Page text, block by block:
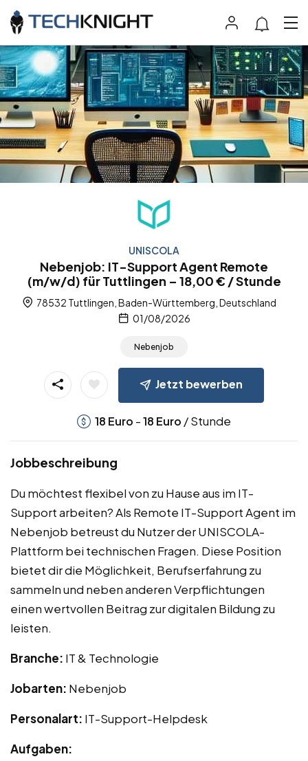
UNISCOLA
Nebenjob: IT-Support Agent Remote
(m/w/d) für Tuttlingen – 18,00 € / Stunde
78532 Tuttlingen, Baden-Württemberg, Deutschland
01/08/2026
Nebenjob
Jetzt bewerben
18 Euro -18 Euro / Stunde
Jobbeschreibung
Du möchtest flexibel von zu Hause aus im IT-
Support arbeiten? Als Remote IT-Support Agent im
Nebenjob betreust du Nutzer der UNISCOLA-
Plattform bei technischen Fragen. Diese Position
bietet dir die Möglichkeit, Berufserfahrung zu
sammeln und neben anderen Verpflichtungen
einen wertvollen Beitrag zur digitalen Bildung zu
leisten.
Branche: IT & Technologie
Jobarten: Nebenjob
Personalart: IT-Support-Helpdesk
Aufgaben: